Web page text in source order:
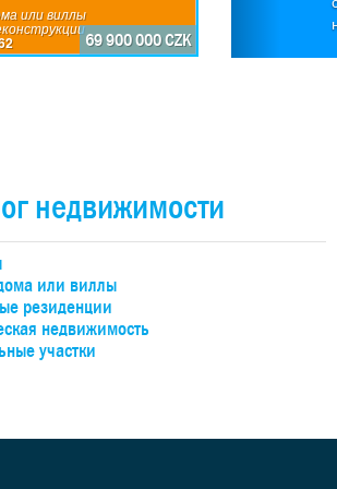
или виллы
69 900 000 CZK
недвижимости
или виллы
резиденции
недвижимость
участки